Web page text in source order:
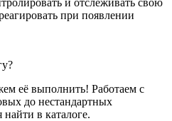
при появлении
её выполнить! Работаем с
до нестандартных
в каталоге.